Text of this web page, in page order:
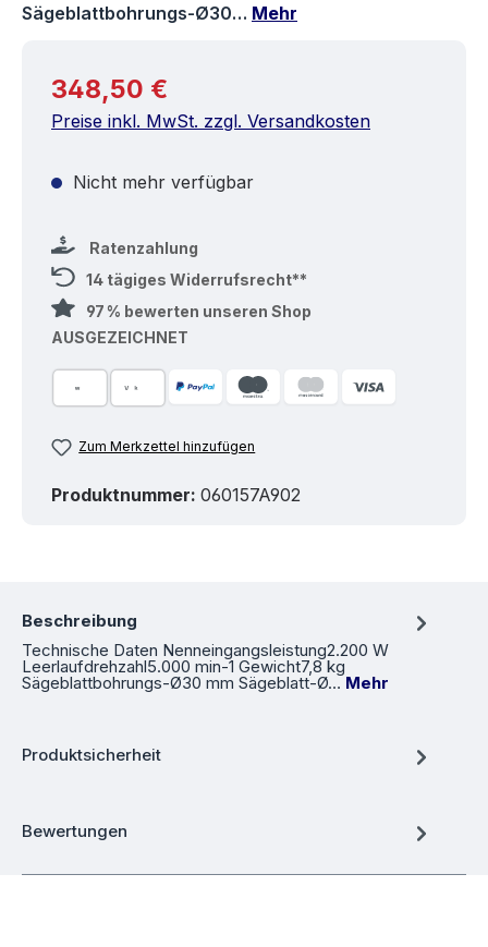
Sägeblattbohrungs-Ø30… Mehr
Regulärer Preis:
348,50 €
Preise inkl. MwSt. zzgl. Versandkosten
Nicht mehr verfügbar
Ratenzahlung
14 tägiges Widerrufsrecht**
97 % bewerten unseren Shop
AUSGEZEICHNET
Zum Merkzettel hinzufügen
Produktnummer: 060157A902
Beschreibung
Technische Daten Nenneingangsleistung2.200 W
Leerlaufdrehzahl5.000 min-1 Gewicht7,8 kg
Sägeblattbohrungs-Ø30 mm Sägeblatt-Ø… Mehr
Produktsicherheit
Bewertungen